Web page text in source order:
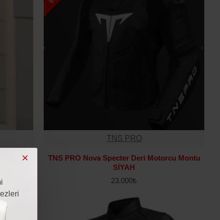
TNS PRO
TNS PRO Nova Specter Deri Motorcu Montu
SİYAH
23.000₺